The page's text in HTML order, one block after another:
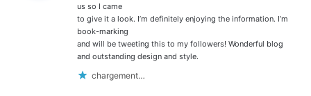
us so I came
to give it a look. I’m definitely enjoying the information. I’m
book-marking
and will be tweeting this to my followers! Wonderful blog
and outstanding design and style.
chargement…